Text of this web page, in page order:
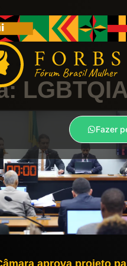
Fazer
aprova projeto